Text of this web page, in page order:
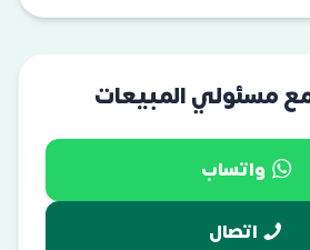
مسئولي المبيعات
واتساب
اتصال